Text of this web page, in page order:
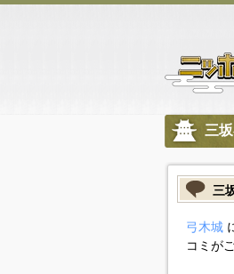
三
三
弓木城
コミが